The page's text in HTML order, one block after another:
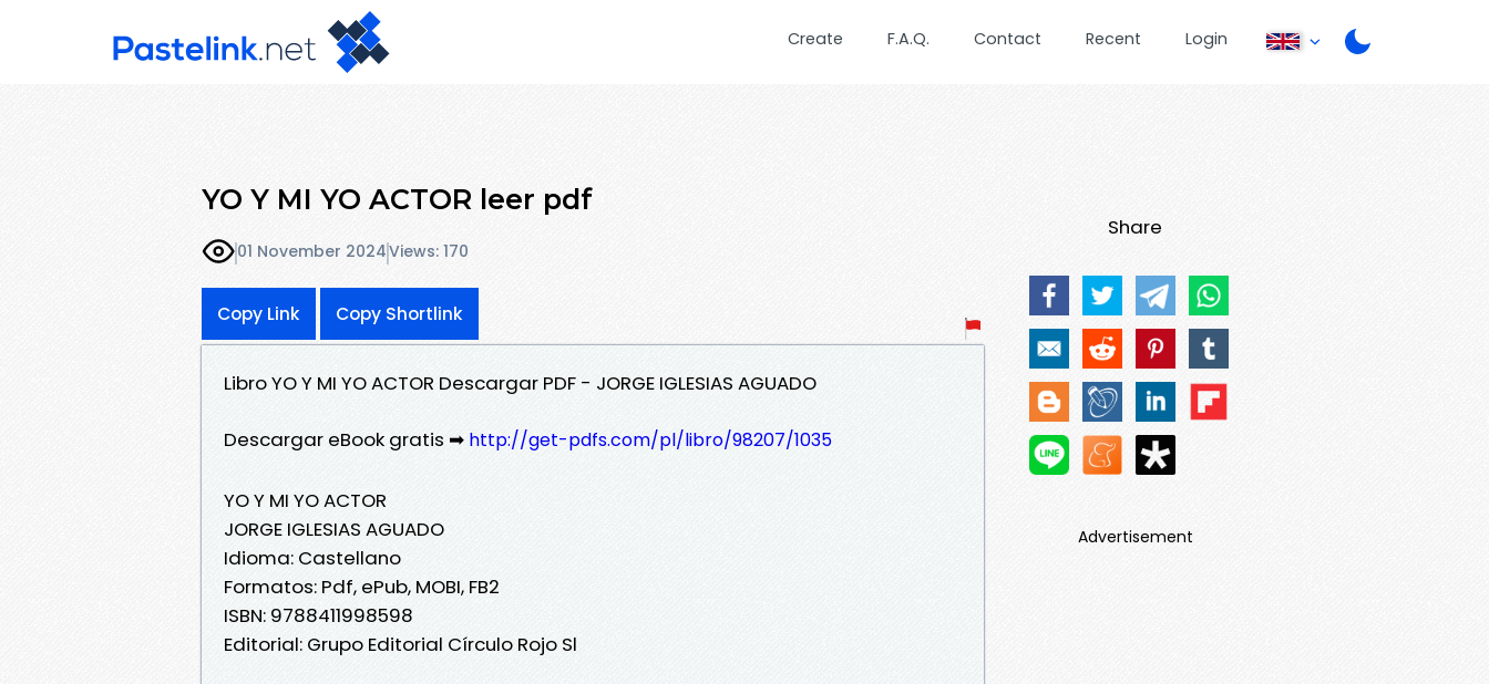
Create F.A.Q. Contact Recent Login
YO Y MI YO ACTOR leer pdf
01 November 2024Views: 170
Copy Link Copy Shortlink
Libro YO Y MI YO ACTOR Descargar PDF - JORGE IGLESIAS AGUADO
Descargar eBook gratis ➡ http://get-pdfs.com/pl/libro/98207/1035
YO Y MI YO ACTOR
JORGE IGLESIAS AGUADO
Idioma: Castellano
Formatos: Pdf, ePub, MOBI, FB2
ISBN: 9788411998598
Editorial: Grupo Editorial Círculo Rojo Sl
Share
Advertisement